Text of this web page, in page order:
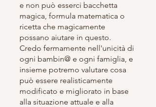
e non può esserci bacchetta
magica, formula matematica o
ricetta che magicamente
possano aiutare in questo.
Credo fermamente nell'unicità di
ogni bambin@ e ogni famiglia, e
insieme potremo valutare cosa
può essere realisticamente
modificato e migliorato in base
alla situazione attuale e alla